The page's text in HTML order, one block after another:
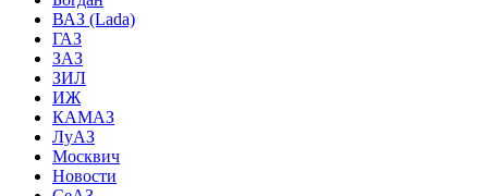
ВАЗ (Lada)
ГАЗ
ЗАЗ
ЗИЛ
ИЖ
КАМАЗ
ЛуАЗ
Москвич
Новости